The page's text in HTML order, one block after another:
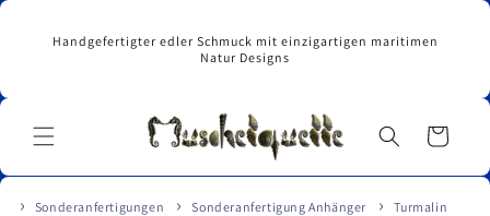
Inhalt
Handgefertigter edler Schmuck mit einzigartigen maritimen
Natur Designs
Warenkorb
Sonderanfertigungen Sonderanfertigung Anhänger
Turmalin